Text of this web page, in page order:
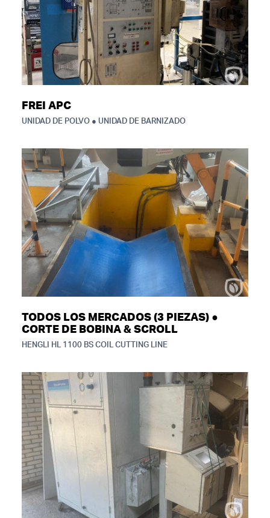
FREI APC
UNIDAD DE POLVO ● UNIDAD DE BARNIZADO
TODOS LOS MERCADOS (3 PIEZAS) ●
CORTE DE BOBINA & SCROLL
HENGLI HL 1100 BS COIL CUTTING LINE